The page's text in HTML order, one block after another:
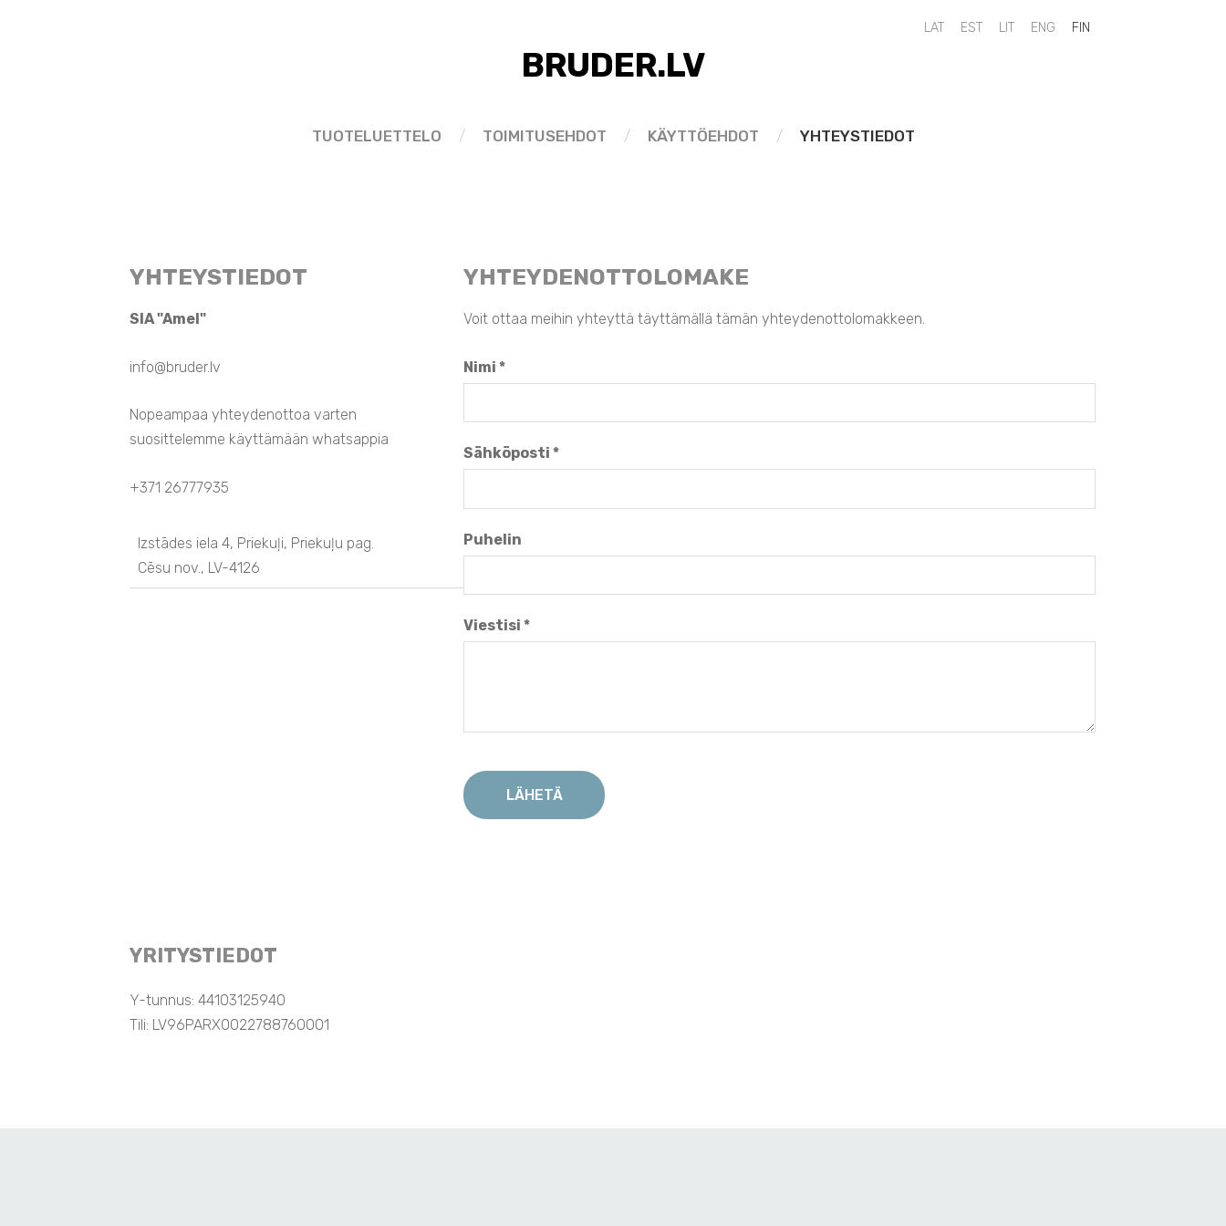
BRUDER.LV
TUOTELUETTELO TOIMITUSEHDOT KÄYTTÖEHDOT YHTEYSTIEDOT
LAT EST LIT ENG FIN
YHTEYSTIEDOT
SIA "Amel"
info@bruder.lv
Nopeampaa yhteydenottoa varten
suosittelemme käyttämään whatsappia
+371 26777935
Izstādes iela 4, Priekuļi, Priekuļu pag.
Cēsu nov., LV-4126
YRITYSTIEDOT
Y-tunnus: 44103125940
Tili: LV96PARX0022788760001
YHTEYDENOTTOLOMAKE
Voit ottaa meihin yhteyttä täyttämällä tämän yhteydenottolomakkeen.
Nimi*
Sähköposti*
Puhelin
Viestisi*